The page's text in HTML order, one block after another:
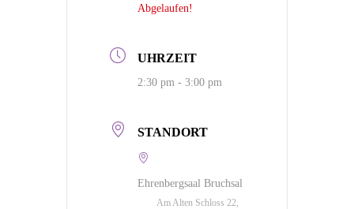
Abgelaufen!
UHRZEIT
2:30 pm - 3:00 pm
STANDORT
Ehrenbergsaal Bruchsal
Am Alten Schloss 22,